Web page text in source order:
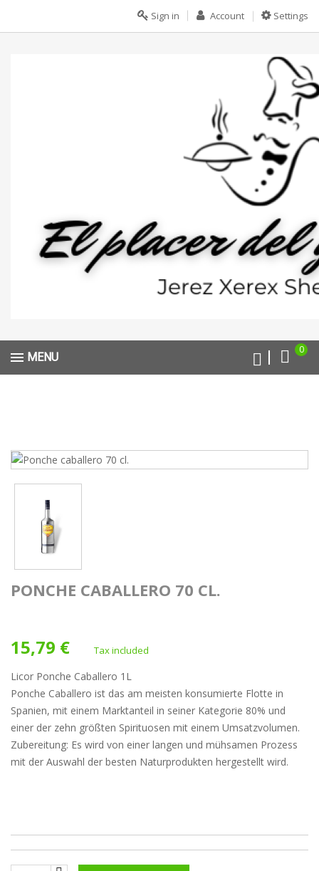
Settings
Account
Sign in
0
MENU
PONCHE CABALLERO 70 CL.
15,79 € Tax included
Licor Ponche Caballero 1L
Ponche Caballero ist das am meisten konsumierte Flotte in
Spanien, mit einem Marktanteil in seiner Kategorie 80% und
einer der zehn größten Spirituosen mit einem Umsatzvolumen.
Zubereitung: Es wird von einer langen und mühsamen Prozess
mit der Auswahl der besten Naturprodukten hergestellt wird.